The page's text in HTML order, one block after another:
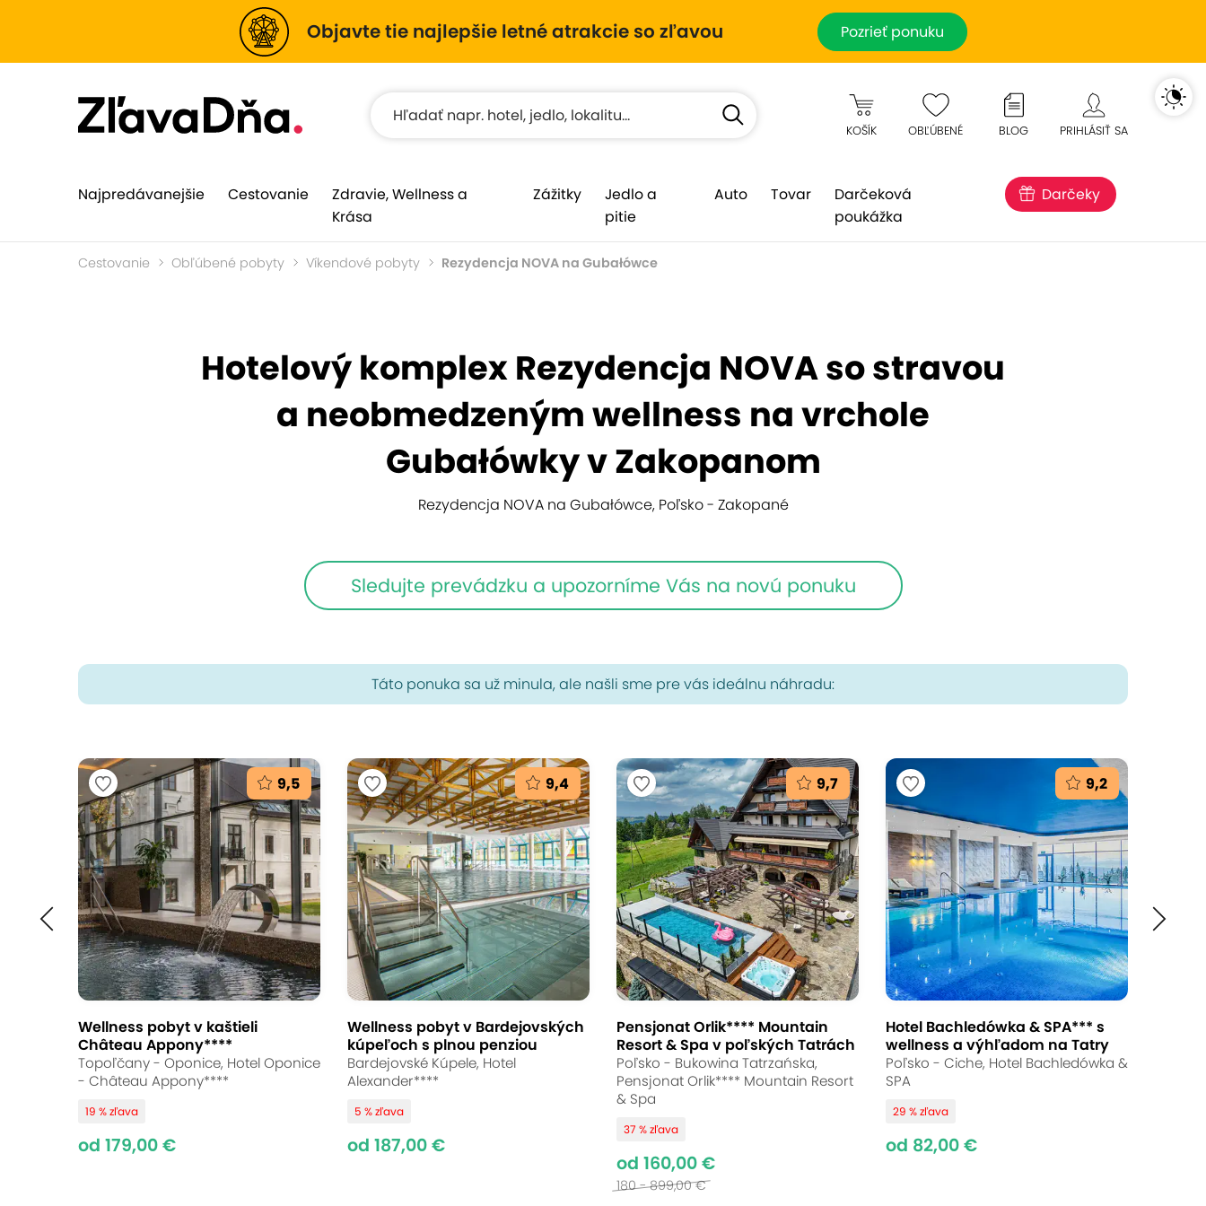
Objavte tie najlepšie letné atrakcie so zľavou Pozrieť ponuku
KOŠÍK OBĽÚBENÉ BLOG PRIHLÁSIŤ SA
Najpredávanejšie Cestovanie
Zdravie, Wellness a
Krása
Zážitky
Jedlo a
pitie
Auto Tovar
Darčeková
poukážka
Darčeky
Cestovanie Obľúbené pobyty Víkendové pobyty Rezydencja NOVA na Gubałówce
Hotelový komplex Rezydencja NOVA so stravou
a neobmedzeným wellness na vrchole
Gubałówky v Zakopanom
Rezydencja NOVA na Gubałówce, Poľsko - Zakopané
Sledujte prevádzku a upozorníme Vás na novú ponuku
Táto ponuka sa už minula, ale našli sme pre vás ideálnu náhradu:
9,5
Wellness pobyt v kaštieli
Château Appony****
Topoľčany - Oponice, Hotel Oponice
- Château Appony****
19 % zľava
od 179,00 €
9,4
Wellness pobyt v Bardejovských
kúpeľoch s plnou penziou
Bardejovské Kúpele, Hotel
Alexander****
5 % zľava
od 187,00 €
9,7
Pensjonat Orlik**** Mountain
Resort & Spa v poľských Tatrách
Poľsko - Bukowina Tatrzańska,
Pensjonat Orlik**** Mountain Resort
& Spa
37 % zľava
od 160,00 €
180 - 899,00 €
9,2
Hotel Bachledówka & SPA*** s
wellness a výhľadom na Tatry
Poľsko - Ciche, Hotel Bachledówka &
SPA
29 % zľava
od 82,00 €